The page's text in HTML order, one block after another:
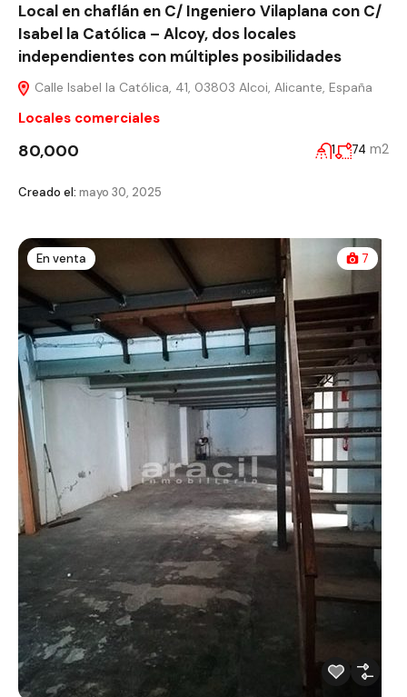
Local en chaflán en C/ Ingeniero Vilaplana con C/
Isabel la Católica – Alcoy, dos locales
independientes con múltiples posibilidades
Calle Isabel la Católica, 41, 03803 Alcoi, Alicante, España
Locales comerciales
80,000 1 74 m2
Creado el: mayo 30, 2025
En venta 7